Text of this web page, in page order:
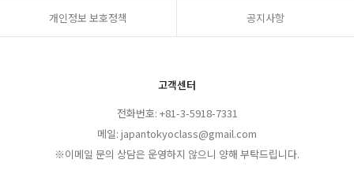
개인정보 보호정책 공지사항
고객센터
전화번호: +81-3-5918-7331
메일: japantokyoclass@gmail.com
※이메일 문의 상담은 운영하지 않으니 양해 부탁드립니다.